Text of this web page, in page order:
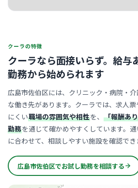
クーラの特徴
クーラなら面接いらず。 給与
勤務から始められます
広島市佐伯区には、クリニック・病院・
な働き先があります。クーラでは、求人
にくい職場の雰囲気や相性を、 「報酬あ
勤務を通じて確かめやすくしています。
に合わせて、相談しやすい施設を確認でき
広島市佐伯区でお試し勤務を相談する